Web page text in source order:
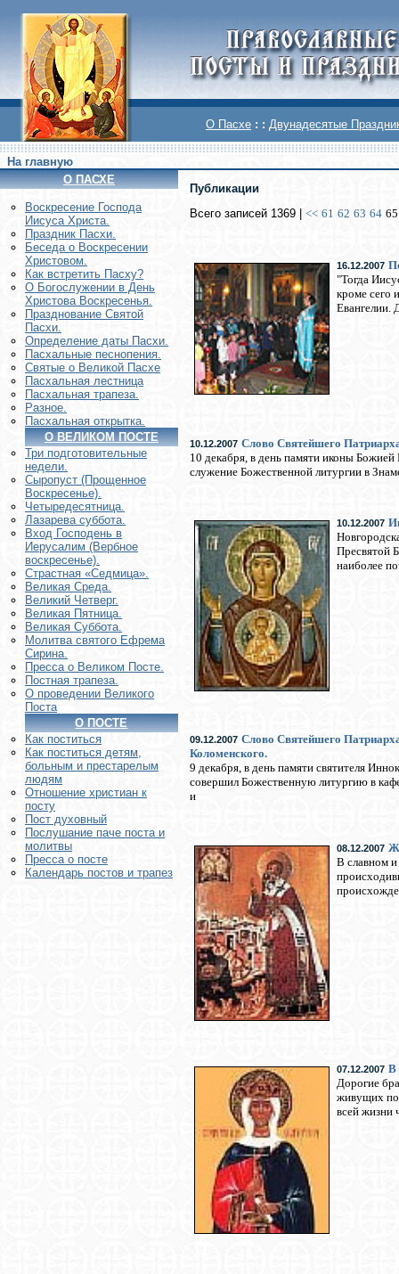
О Пасхе : : Двунадесятые
На главную
О ПАСХЕ
Воскреcение Господа
Иисуса Христа.
Праздник Пасхи.
Беседа о Воскресении
Христовом.
Как встретить Пасху?
О Богослужении в День
Христова Воскресенья.
Празднование Святой
Пасхи.
Определение даты Пасхи.
Пасхальные песнопения.
Святые о Великой Пасхе
Пасхальная лестница
Пасхальная трапеза.
Разное.
Пасхальная открытка.
О ВЕЛИКОМ ПОСТЕ
Три подготовительные
недели.
Сыропуст (Прощенное
Воскресенье).
Четыредесятница.
Лазарева суббота.
Вход Господень в
Иерусалим (Вербное
воскресенье).
Страстная «Седмица».
Великая Среда.
Великий Четверг.
Великая Пятница.
Великая Суббота.
Молитва святого Ефрема
Сирина.
Пресса о Великом Посте.
Постная трапеза.
О проведении Великого
Поста
О ПОСТЕ
Как поститься
Как поститься детям,
больным и престарелым
людям
Отношение христиан к
посту
Пост духовный
Послушание паче поста и
молитвы
Пресса о посте
Календарь постов и трапез
Публикации
Всего записей 1369 | << 61 62 63 64 65
16.12.2007
"Тогда
кроме сего
Евангелии.
10.12.2007 Слово Святейшего
10 декабря, в день памяти иконы
служение Божественной литургии в
10.12.2007
Пресвятой
наиболее
09.12.2007 Слово Святейшего
Коломенского.
9 декабря, в день памяти святителя
совершил Божественную литургию в
и
08.12.2007
В славном
07.12.2007 В
Дорогие
живущих по
всей жизни